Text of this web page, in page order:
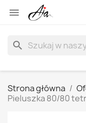

search
Strona główna
Pieluszka 80/80